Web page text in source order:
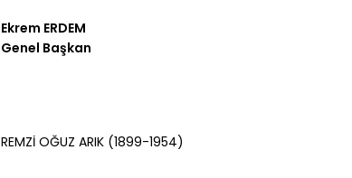
Ekrem ERDEM
Genel Başkan
REMZİ OĞUZ ARIK (1899-1954)